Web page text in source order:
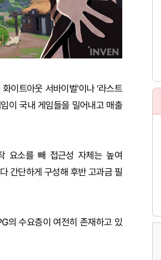
이트아웃 서바이벌'이나 '라스트
이 국내 게임들을 밀어내고 매출
요소를 빼 접근성 자체는 높여
간단하게 구성해 후반 고과금 필
의 수요층이 여전히 존재하고 있